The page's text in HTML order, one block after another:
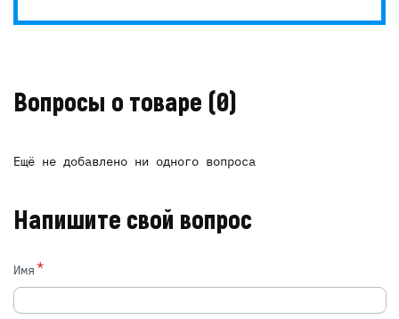
Вопросы о товаре (0)
Ещё не добавлено ни одного вопроса
Напишите свой вопрос
Имя*